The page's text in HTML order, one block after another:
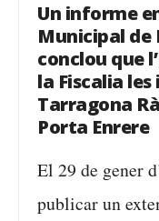
Un informe
Municipal de
conclou que
la Fiscalia
Tarragona
Porta Enrere
El 29 de gener
publicar un